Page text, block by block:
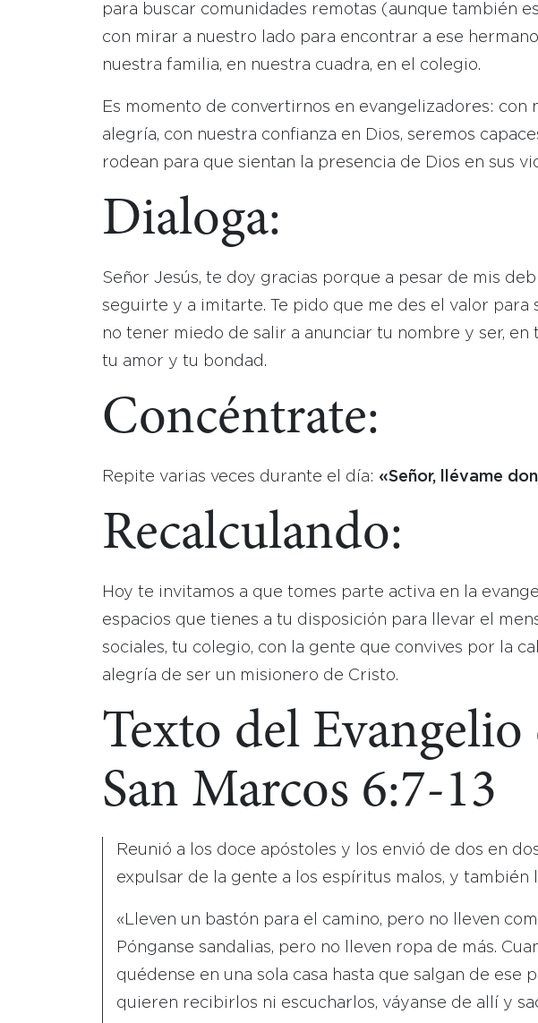
para buscar comunidades remotas (aunque también
con mirar a nuestro lado para encontrar a ese
nuestra familia, en nuestra cuadra, en el colegio.
Es momento de convertirnos en evangelizadores: con
alegría, con nuestra confianza en Dios, seremos
rodean para que sientan la presencia de Dios en sus
Dialoga:
Señor Jesús, te doy gracias porque a pesar de mis
seguirte y a imitarte. Te pido que me des el valor para
no tener miedo de salir a anunciar tu nombre y ser,
tu amor y tu bondad.
Concéntrate:
Repite varias veces durante el día: «Señor, llévame
Recalculando:
Hoy te invitamos a que tomes parte activa en la
espacios que tienes a tu disposición para llevar el
sociales, tu colegio, con la gente que convives por la
alegría de ser un misionero de Cristo.
Texto del Evangelio
San Marcos 6:7-13
Reunió a los doce apóstoles y los envió de dos en
expulsar de la gente a los espíritus malos, y también
«Lleven un bastón para el camino, pero no lleven
Pónganse sandalias, pero no lleven ropa de más.
quédense en una sola casa hasta que salgan de ese
quieren recibirlos ni escucharlos, váyanse de allí y